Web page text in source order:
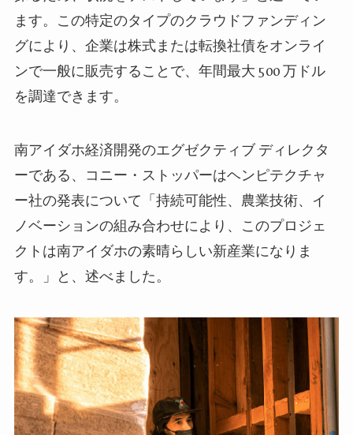
ます。この特定のタイプのクラウドファンディン
グにより、企業は株式または転換社債をオンライ
ンで一般に販売することで、年間最大 500 万ドル
を調達できます。
南アイダホ経済開発のエグゼクティブ ディレクタ
ーである、コニー・ストッパーはヘンピテクチャ
ー社の発表について「持続可能性、農業技術、イ
ノベーションの組み合わせにより、このプロジェ
クトは南アイダホの素晴らしい新産業になりま
す。」と、述べました。